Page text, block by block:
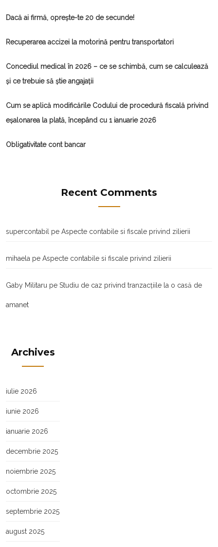
Dacă ai firmă, oprește-te 20 de secunde!
Recuperarea accizei la motorină pentru transportatori
Concediul medical în 2026 – ce se schimbă, cum se calculează
și ce trebuie să știe angajații
Cum se aplică modificările Codului de procedură fiscală privind
eșalonarea la plată, începând cu 1 ianuarie 2026
Obligativitate cont bancar
Recent Comments
supercontabil pe Aspecte contabile si fiscale privind zilierii
mihaela pe Aspecte contabile si fiscale privind zilierii
Gaby Militaru pe Studiu de caz privind tranzacţiile la o casă de
amanet
Archives
iulie 2026
iunie 2026
ianuarie 2026
decembrie 2025
noiembrie 2025
octombrie 2025
septembrie 2025
august 2025